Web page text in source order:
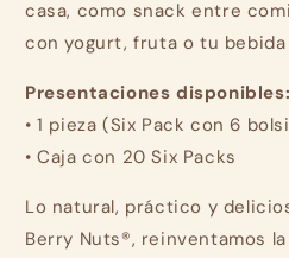
casa, como snack entre
con yogurt, fruta o tu
Presentaciones disponibles:
• 1 pieza (Six Pack con 6
• Caja con 20 Six Packs
Lo natural, práctico y
Berry Nuts®, reinventamos